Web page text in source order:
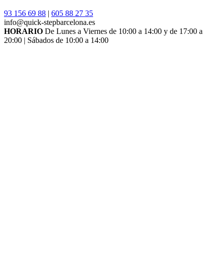
93 156 69 88 | 605 88 27 35
info@quick-stepbarcelona.es
HORARIO De Lunes a Viernes de 10:00 a 14:00 y de 17:00 a
20:00 | Sábados de 10:00 a 14:00